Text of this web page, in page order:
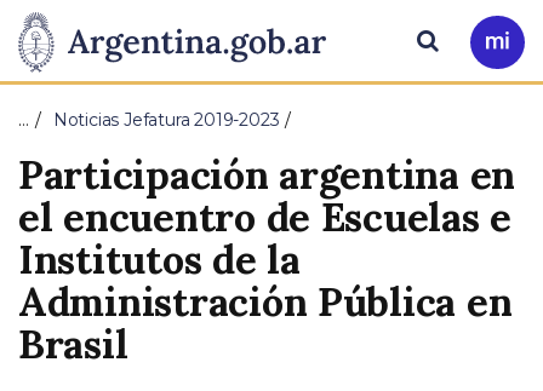
Presidencia
de
la
Nación
Pasar al contenido principal
Ir
a
Buscar
… Noticias Jefatura 2019-2023
Participación argentina en
el encuentro de Escuelas e
Institutos de la
Administración Pública en
Brasil